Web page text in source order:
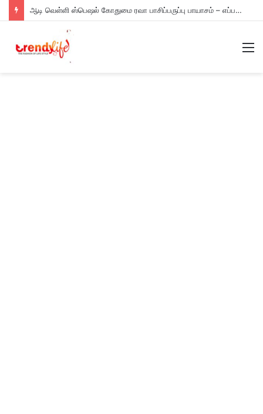
ஆடி வெள்ளி ஸ்பெஷல் கோதுமை ரவா பாசிப்பருப்பு பாயாசம் – எப்படி செய்யணும் தெரியுமா?